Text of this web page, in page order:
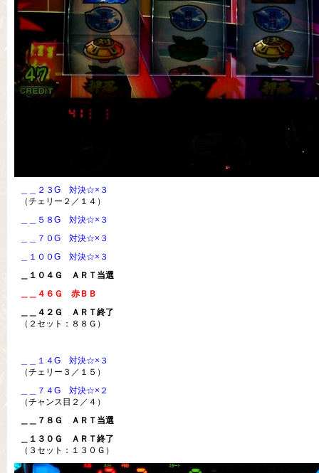
＿＿２３G 対決☆×３
（チェリー２／１４）
＿＿５８G 対決☆×３
＿＿７０G 対決☆×３
＿１００G 対決☆×３
＿１０４Ｇ ＡＲＴ当選
＿＿４６Ｇ 赤ＢＢ
＿＿４２Ｇ ＡＲＴ終了
（２セット：８８Ｇ）
＿＿１４G 対決☆×３
（チェリー３／１５）
＿＿７４G 対決☆×２
（チャンス目２／４）
＿＿７８Ｇ ＡＲＴ当選
＿１３０Ｇ ＡＲＴ終了
（３セット：１３０Ｇ）